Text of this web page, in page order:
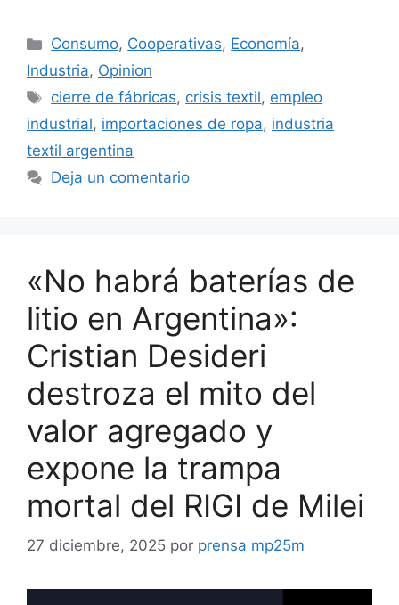
Consumo, Cooperativas, Economía,
Industria, Opinion
cierre de fábricas, crisis textil, empleo
industrial, importaciones de ropa, industria
textil argentina
Deja un comentario
«No habrá baterías de
litio en Argentina»:
Cristian Desideri
destroza el mito del
valor agregado y
expone la trampa
mortal del RIGI de Milei
27 diciembre, 2025 por prensa mp25m